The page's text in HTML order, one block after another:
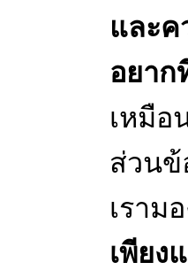
และค
อยาก
เหมือ
ส่วนข้
เราม
เพียง